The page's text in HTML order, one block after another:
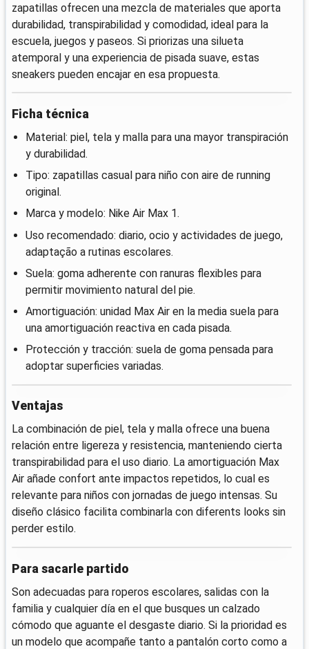
zapatillas ofrecen una mezcla de materiales que aporta
durabilidad, transpirabilidad y comodidad, ideal para la
escuela, juegos y paseos. Si priorizas una silueta
atemporal y una experiencia de pisada suave, estas
sneakers pueden encajar en esa propuesta.
Ficha técnica
Material: piel, tela y malla para una mayor transpiración
y durabilidad.
Tipo: zapatillas casual para niño con aire de running
original.
Marca y modelo: Nike Air Max 1.
Uso recomendado: diario, ocio y actividades de juego,
adaptação a rutinas escolares.
Suela: goma adherente con ranuras flexibles para
permitir movimiento natural del pie.
Amortiguación: unidad Max Air en la media suela para
una amortiguación reactiva en cada pisada.
Protección y tracción: suela de goma pensada para
adoptar superficies variadas.
Ventajas
La combinación de piel, tela y malla ofrece una buena
relación entre ligereza y resistencia, manteniendo cierta
transpirabilidad para el uso diario. La amortiguación Max
Air añade confort ante impactos repetidos, lo cual es
relevante para niños con jornadas de juego intensas. Su
diseño clásico facilita combinarla con diferents looks sin
perder estilo.
Para sacarle partido
Son adecuadas para roperos escolares, salidas con la
familia y cualquier día en el que busques un calzado
cómodo que aguante el desgaste diario. Si la prioridad es
un modelo que acompañe tanto a pantalón corto como a